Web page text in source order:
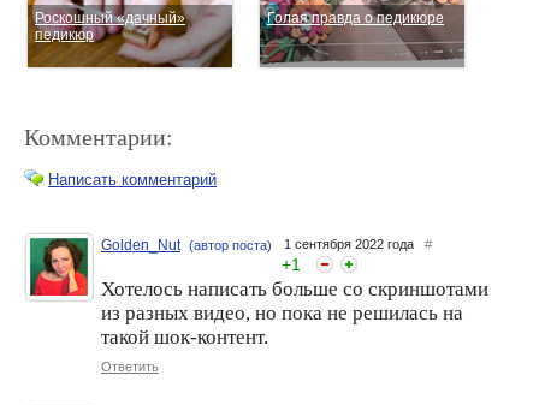
Роскошный «дачный»
педикюр
Голая правда о педикюре
Как сохранить педикюр
надолго
Конкурс «Домашний
Комментарии:
Написать комментарий
Golden_Nut (автор поста) 1 сентября 2022 года #
+1
Хотелось написать больше со скриншотами
из разных видео, но пока не решилась на
такой шок-контент.
Ответить